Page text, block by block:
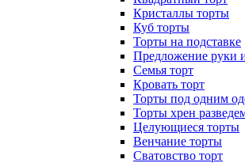
Кристаллы торты
Куб торты
Торты на подставке
Предложение руки
Семья торт
Кровать торт
Торты под одним
Торты хрен
Целующиеся торты
Венчание торты
Сватовство торт